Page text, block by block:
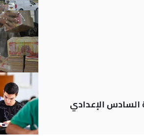
السادس الإعدادي